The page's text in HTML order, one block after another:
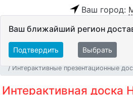
Ваш город:
Ваш ближайший регион
Подтвердить Выбрать
Интерактивные презентационные
Интерактивная доска